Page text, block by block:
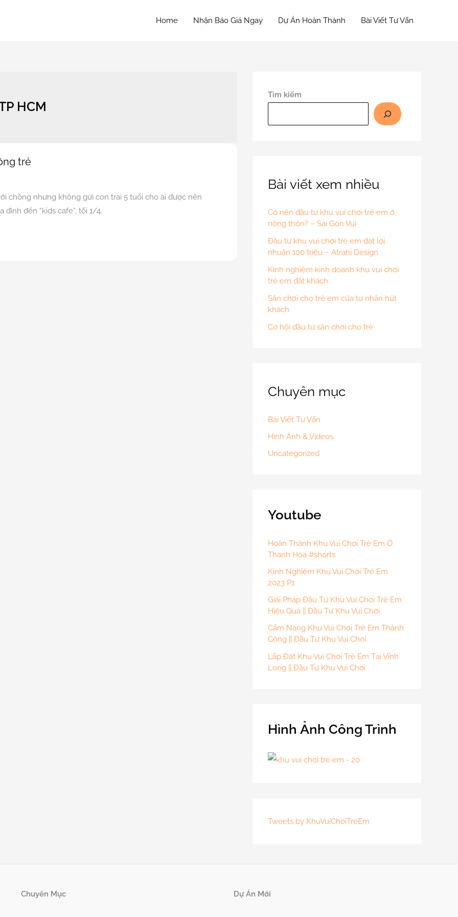
Home Nhận Báo Giá Ngay Dự Án Hoàn Thành Bài Viết Tư Vấn
HCM
trẻ
chồng nhưng không gửi con trai 5 tuổi cho ai được nên
đình đến “kids cafe”, tối 1/4.
Tìm kiếm
Bài viết xem nhiều
Có nên đầu tư khu vui chơi trẻ em ở
nông thôn? – Sài Gòn Vui
Đầu tư khu vui chơi trẻ em đạt lợi
nhuận 100 triệu – Atrahi Design
Kinh nghiệm kinh doanh khu vui chơi
trẻ em đắt khách
Sân chơi cho trẻ em của tư nhân hút
khách
Cơ hội đầu tư sân chơi cho trẻ
Chuyên mục
Bài Viết Tư Vấn
Hình Ảnh & Videos
Uncategorized
Youtube
Hoàn Thành Khu Vui Chơi Trẻ Em Ở
Thanh Hóa #shorts
Kinh Nghiệm Khu Vui Chơi Trẻ Em
2023 P1
Giải Pháp Đầu Tư Khu Vui Chơi Trẻ Em
Hiệu Quả || Đầu Tư Khu Vui Chơi
Cẩm Nang Khu Vui Chơi Trẻ Em Thành
Công || Đầu Tư Khu Vui Chơi
Lắp Đặt Khu Vui Chơi Trẻ Em Tại Vĩnh
Long || Đầu Tư Khu Vui Chơi
Hình Ảnh Công Trình
Tweets by KhuVuiChoiTreEm
Chuyên Mục Dự Án Mới